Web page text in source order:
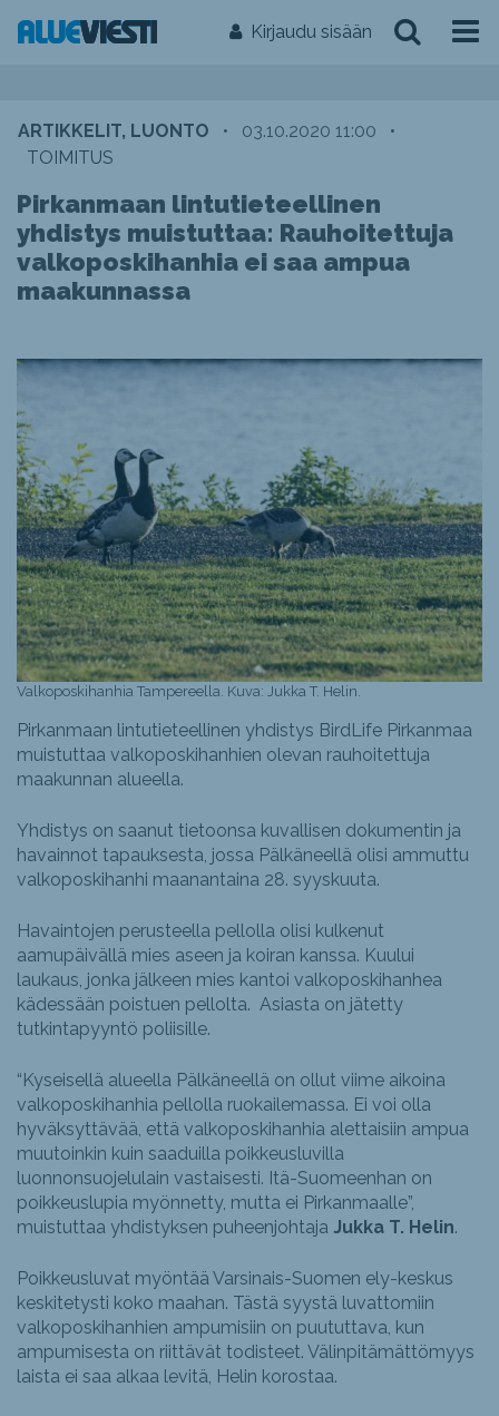
Kirjaudu sisään
ARTIKKELIT, LUONTO • 03.10.2020 11:00
•
TOIMITUS
Pirkanmaan lintutieteellinen
yhdistys muistuttaa: Rauhoitettuja
valkoposkihanhia ei saa ampua
maakunnassa
Valkoposkihanhia Tampereella. Kuva: Jukka T. Helin.
Pirkanmaan lintutieteellinen yhdistys BirdLife Pirkanmaa
muistuttaa valkoposkihanhien olevan rauhoitettuja
maakunnan alueella.
Yhdistys on saanut tietoonsa kuvallisen dokumentin ja
havainnot tapauksesta, jossa Pälkäneellä olisi ammuttu
valkoposkihanhi maanantaina 28. syyskuuta.
Havaintojen perusteella pellolla olisi kulkenut
aamupäivällä mies aseen ja koiran kanssa. Kuului
laukaus, jonka jälkeen mies kantoi valkoposkihanhea
kädessään poistuen pellolta. Asiasta on jätetty
tutkintapyyntö poliisille.
“Kyseisellä alueella Pälkäneellä on ollut viime aikoina
valkoposkihanhia pellolla ruokailemassa. Ei voi olla
hyväksyttävää, että valkoposkihanhia alettaisiin ampua
muutoinkin kuin saaduilla poikkeusluvilla
luonnonsuojelulain vastaisesti. Itä-Suomeenhan on
poikkeuslupia myönnetty, mutta ei Pirkanmaalle”,
muistuttaa yhdistyksen puheenjohtaja Jukka T. Helin.
Poikkeusluvat myöntää Varsinais-Suomen ely-keskus
keskitetysti koko maahan. Tästä syystä luvattomiin
valkoposkihanhien ampumisiin on puututtava, kun
ampumisesta on riittävät todisteet. Välinpitämättömyys
laista ei saa alkaa levitä, Helin korostaa.